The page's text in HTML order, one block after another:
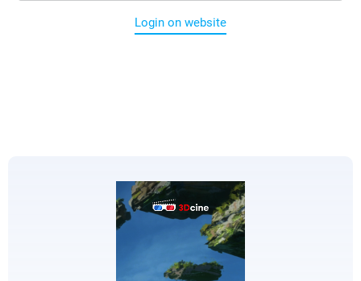
Login on website